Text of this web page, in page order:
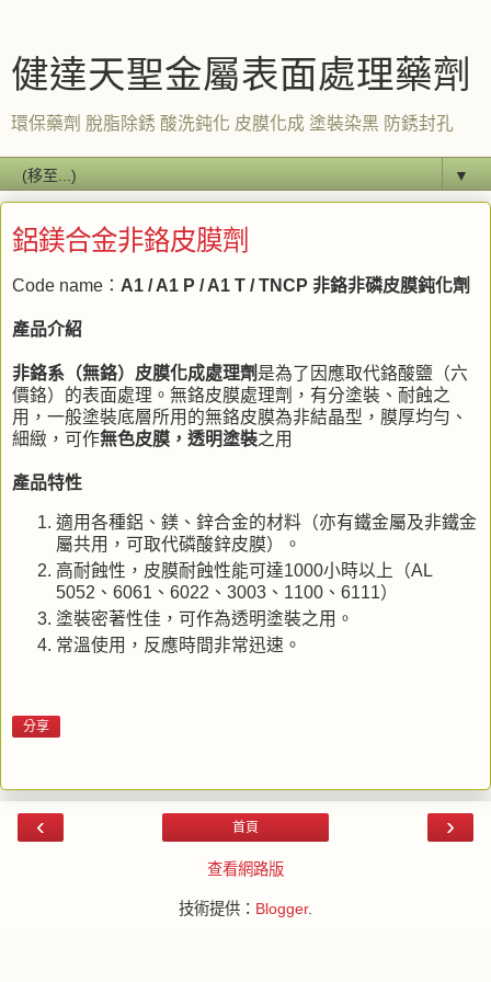
健達天聖金屬表面處理藥劑
環保藥劑 脫脂除銹 酸洗鈍化 皮膜化成 塗裝染黑 防銹封孔
▼
鋁鎂合金非鉻皮膜劑
Code name： A1 / A1 P / A1 T / TNCP 非鉻非磷皮膜鈍化劑
產品介紹
非鉻系（無鉻）皮膜化成處理劑 是為了因應取代鉻酸鹽（六
價鉻）的表面處理。無鉻皮膜處理劑，有分塗裝、耐蝕之
用，一般塗裝底層所用的無鉻皮膜為非結晶型，膜厚均勻、
細緻，可作無色皮膜，透明塗裝之用
產品特性
適用各種鋁、鎂、鋅合金的材料（亦有鐵金屬及非鐵金
屬共用，可取代磷酸鋅皮膜）。
高耐蝕性，皮膜耐蝕性能可達1000小時以上（AL
5052、6061、6022、3003、1100、6111）
塗裝密著性佳，可作為透明塗裝之用。
常溫使用，反應時間非常迅速。
分享
‹ ›
首頁
查看網路版
技術提供： Blogger.